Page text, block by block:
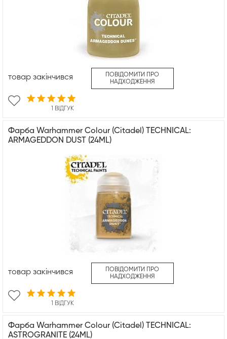
1 ВІДГУК
товар закінчився
ПОВІДОМИТИ ПРО
НАДХОДЖЕННЯ
Фарба Warhammer Colour (Citadel) TECHNICAL:
ARMAGEDDON DUST (24ML)
1 ВІДГУК
товар закінчився
ПОВІДОМИТИ ПРО
НАДХОДЖЕННЯ
Фарба Warhammer Colour (Citadel) TECHNICAL:
ASTROGRANITE (24ML)